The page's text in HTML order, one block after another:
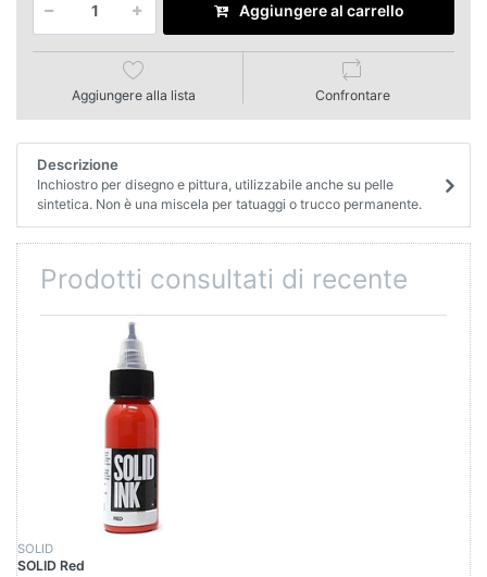
Aggiungere al carrello
Aggiungere alla lista Confrontare
Descrizione
Inchiostro per disegno e pittura, utilizzabile anche su pelle
sintetica. Non è una miscela per tatuaggi o trucco permanente.
Prodotti consultati di recente
SOLID
SOLID Red